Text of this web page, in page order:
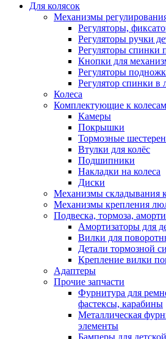
Для колясок
Механизмы
Регуляторы,
Регуляторы ручки
Регуляторы спинки
Кнопки для
Регуляторы
Регулятор спинки в
Колеса
Комплектующие к колесам
Камеры
Покрышки
Тормозные
Втулки для колёс
Подшипники
Накладки на колеса
Диски
Механизмы складывания
Механизмы крепления
Подвеска, тормоза,
Амортизаторы для
Вилки для
Детали тормозной
Крепление вилки
Адаптеры
Прочие запчасти
Фурнитура для
фастексы, карабины
Металлическая
элементы
Бамперы для